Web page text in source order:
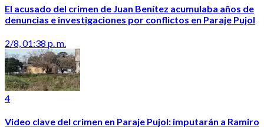
El acusado del crimen de Juan Benítez acumulaba años de
denuncias e investigaciones por conflictos en Paraje Pujol
2/8, 01:38 p. m.
4
Video clave del crimen en Paraje Pujol: imputarán a Ramiro